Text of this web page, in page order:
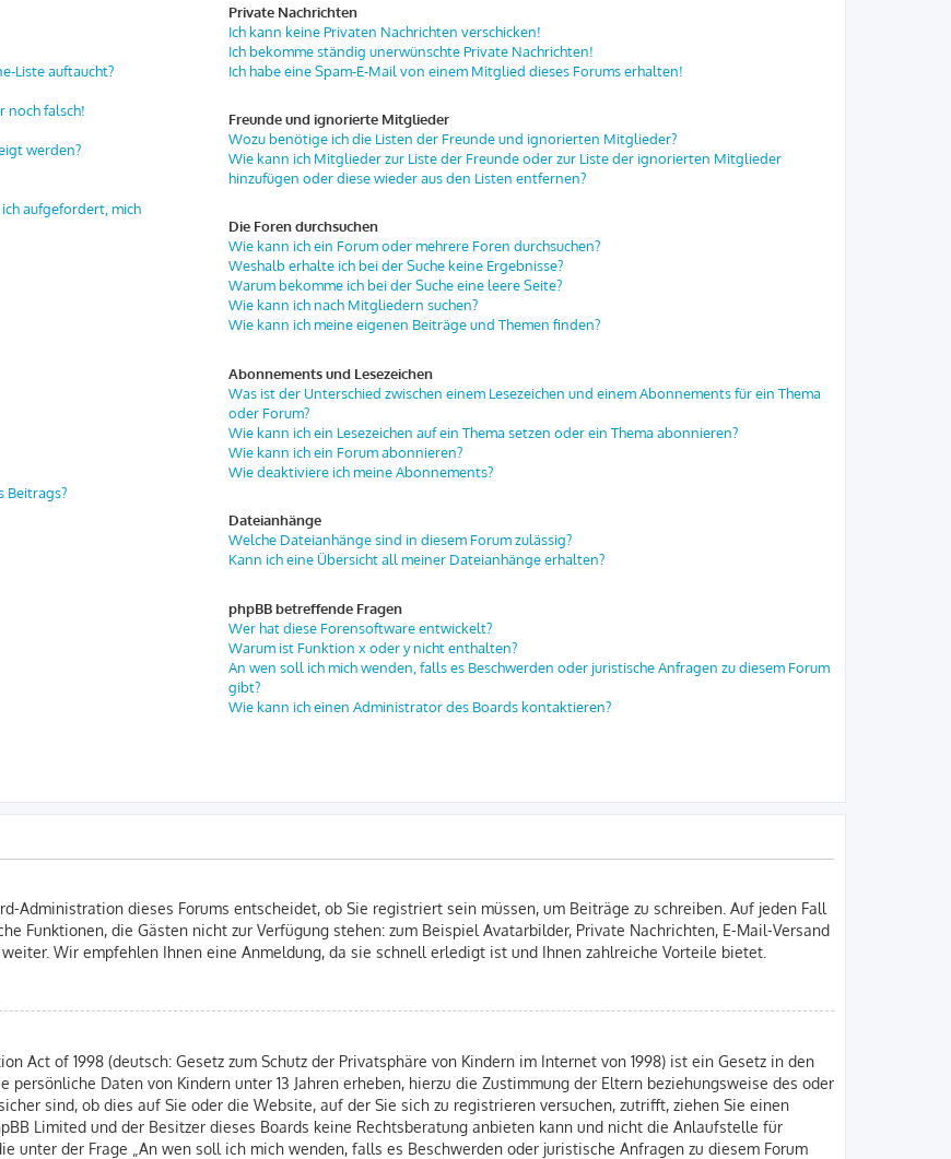
Liste auftaucht?
noch falsch!
werden?
aufgefordert, mich
Beitrags?
Private Nachrichten
Ich kann keine Privaten Nachrichten verschicken!
Ich bekomme ständig unerwünschte Private Nachrichten!
Ich habe eine Spam-E-Mail von einem Mitglied dieses Forums erhalten!
Freunde und ignorierte Mitglieder
Wozu benötige ich die Listen der Freunde und ignorierten Mitglieder?
Wie kann ich Mitglieder zur Liste der Freunde oder zur Liste der ignorierten Mitglieder
hinzufügen oder diese wieder aus den Listen entfernen?
Die Foren durchsuchen
Wie kann ich ein Forum oder mehrere Foren durchsuchen?
Weshalb erhalte ich bei der Suche keine Ergebnisse?
Warum bekomme ich bei der Suche eine leere Seite?
Wie kann ich nach Mitgliedern suchen?
Wie kann ich meine eigenen Beiträge und Themen finden?
Abonnements und Lesezeichen
Was ist der Unterschied zwischen einem Lesezeichen und einem Abonnements für ein Thema
oder Forum?
Wie kann ich ein Lesezeichen auf ein Thema setzen oder ein Thema abonnieren?
Wie kann ich ein Forum abonnieren?
Wie deaktiviere ich meine Abonnements?
Dateianhänge
Welche Dateianhänge sind in diesem Forum zulässig?
Kann ich eine Übersicht all meiner Dateianhänge erhalten?
phpBB betreffende Fragen
Wer hat diese Forensoftware entwickelt?
Warum ist Funktion x oder y nicht enthalten?
An wen soll ich mich wenden, falls es Beschwerden oder juristische Anfragen zu diesem Forum
gibt?
Wie kann ich einen Administrator des Boards kontaktieren?
Administration dieses Forums entscheidet, ob Sie registriert sein müssen, um Beiträge zu schreiben. Auf jeden Fall
Funktionen, die Gästen nicht zur Verfügung stehen: zum Beispiel Avatarbilder, Private Nachrichten, E-Mail-Versand
Wir empfehlen Ihnen eine Anmeldung, da sie schnell erledigt ist und Ihnen zahlreiche Vorteile bietet.
Act of 1998 (deutsch: Gesetz zum Schutz der Privatsphäre von Kindern im Internet von 1998) ist ein Gesetz in den
Daten von Kindern unter 13 Jahren erheben, hierzu die Zustimmung der Eltern beziehungsweise des oder
sind, ob dies auf Sie oder die Website, auf der Sie sich zu registrieren versuchen, zutrifft, ziehen Sie einen
Limited und der Besitzer dieses Boards keine Rechtsberatung anbieten kann und nicht die Anlaufstelle für
unter der Frage „An wen soll ich mich wenden, falls es Beschwerden oder juristische Anfragen zu diesem Forum